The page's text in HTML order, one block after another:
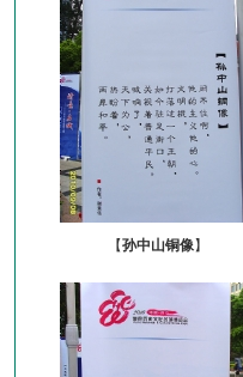
【孙中山铜像】